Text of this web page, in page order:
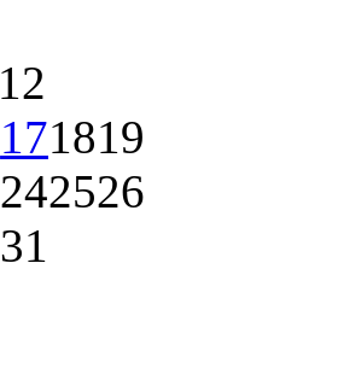
12
171819
242526
31